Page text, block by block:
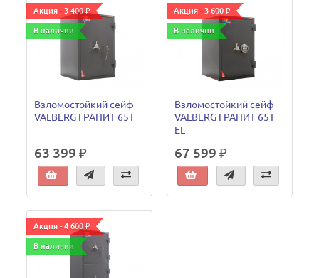
Акция - 3 400 ₽
В наличии
Взломостойкий сейф
VALBERG ГРАНИТ 65Т
63 399 ₽
Акция - 3 600 ₽
В наличии
Взломостойкий сейф
VALBERG ГРАНИТ 65Т
EL
67 599 ₽
Акция - 4 600 ₽
В наличии